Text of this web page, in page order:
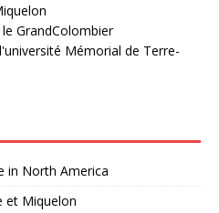
GrandColombier
Mémorial de Terre-
in North America
et Miquelon